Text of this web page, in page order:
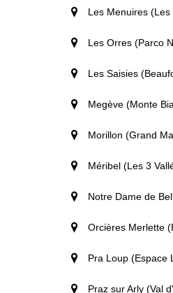
Les Menuires (Les
Les Orres (Parco
Les Saisies
Megève (Monte
Morillon (Grand
Méribel (Les 3
Notre Dame de
Orcières Merlette
Pra Loup (Espace
Praz sur Arly (Val